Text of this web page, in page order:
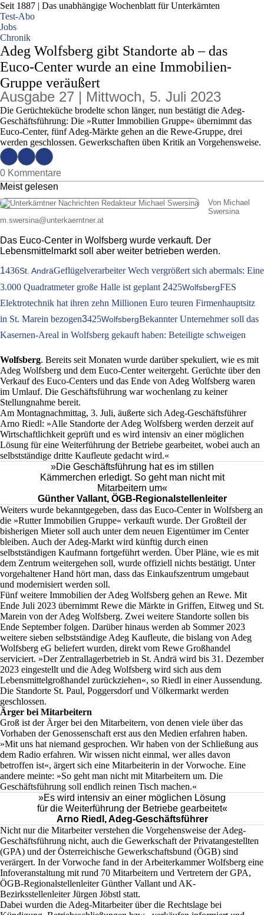
Seit 1887 | Das unabhängige Wochenblatt für Unterkärnten
Test-Abo
Jobs
Chronik
Adeg Wolfsberg gibt Standorte ab – das
Euco-Center wurde an eine Immobilien-
Gruppe veräußert
Ausgabe 27 | Mittwoch, 5. Juli 2023
Die Gerüchteküche brodelte schon länger, nun bestätigt die Adeg-
Geschäftsführung: Die »Rutter Immobilien Gruppe« übernimmt das
Euco-Center, fünf Adeg-Märkte gehen an die Rewe-Gruppe, drei
werden geschlossen. Gewerkschaften üben Kritik an Vorgehensweise.
0 Kommentare
Meist gelesen
Von Michael
Swersina
m.swersina@unterkaerntner.at
Das Euco-Center in Wolfsberg wurde verkauft. Der
Lebensmittelmarkt soll aber weiter betrieben werden.
1436St. AndräGeflügelverarbeiter Wech vergrößert sich abermals: Eine
3.000 Quadratmeter große Halle ist geplant 2425WolfsbergFES
Elektrotechnik hat ihren zehn Millionen Euro teuren Firmenhauptsitz
in St. Marein bezogen3425WolfsbergBekannter Unternehmer soll das
Kasernen-Areal in Wolfsberg gekauft haben: Beteiligte schweigen
Wolfsberg. Bereits seit Monaten wurde darüber spekuliert, wie es mit
Adeg Wolfsberg und dem Euco-Center weitergeht. Gerüchte über den
Verkauf des Euco-Centers und das Ende von Adeg Wolfsberg waren
im Umlauf. Die Geschäftsführung war wochenlang zu keiner
Stellungnahme bereit.
Am Montagnachmittag, 3. Juli, äußerte sich Adeg-Geschäftsführer
Arno Riedl: »Alle Standorte der Adeg Wolfsberg werden derzeit auf
Wirtschaftlichkeit geprüft und es wird intensiv an einer möglichen
Lösung für eine Weiterführung der Betriebe gearbeitet, wobei auch an
selbstständige dritte Kaufleute gedacht wird.«
»Die Geschäftsführung hat es im stillen
Kämmerchen erledigt. So geht man nicht mit
Mitarbeitern um«
Günther Vallant, ÖGB-Regionalstellenleiter
Weiters wurde bekanntgegeben, dass das Euco-Center in Wolfsberg an
die »Rutter Immobilien Gruppe« verkauft wurde. Der Großteil der
bisherigen Mieter soll auch unter dem neuen Eigentümer im Center
bleiben. Auch der Adeg-Markt wird künftig durch einen
selbstständigen Kaufmann fortgeführt werden. Über Pläne, wie es mit
dem Zentrum weitergehen soll, wurde offiziell nichts bestätigt. Unter
vorgehaltener Hand hört man, dass das Einkaufszentrum umgebaut
und modernisiert werden soll.
Fünf weitere Immobilien der Adeg Wolfsberg gehen an Rewe. Mit
Ende Juli 2023 übernimmt Rewe die Märkte in Griffen, Eitweg und St.
Marein von der Adeg Wolfsberg. Zwei weitere Standorte sollen bis
Ende September folgen. Darüber hinaus werden ab Sommer 2023
weitere sieben selbstständige Adeg Kaufleute, die bislang von Adeg
Wolfsberg eG beliefert wurden, direkt vom Rewe Großhandel
serviciert. »Der Zentrallagerbetrieb in St. Andrä wird bis 31. Dezember
2023 eingestellt und die Adeg Wolfsberg wird sich aus dem
Lebensmittelgroßhandel zurückziehen«, so Riedl in einer Aussendung.
Die Standorte St. Paul, Poggersdorf und Völkermarkt werden
geschlossen.
Ärger bei Mitarbeitern
Groß ist der Ärger bei den Mitarbeitern, von denen viele über das
Vorhaben der Genossenschaft erst aus den Medien erfahren haben.
»Mit uns hat niemand gesprochen. Wir haben von der Schließung aus
dem Radio erfahren. Wir wissen nicht einmal, wer alles davon
betroffen ist«, ärgert sich eine Mitarbeiterin in der Vorwoche. Eine
andere meinte: »So geht man nicht mit Mitarbeitern um. Die
Geschäftsführung soll endlich reinen Tisch machen.«
»Es wird intensiv an einer möglichen Lösung
für die Weiterführung der Betriebe gearbeitet«
Arno Riedl, Adeg-Geschäftsführer
Nicht nur die Mitarbeiter verstehen die Vorgehensweise der Adeg-
Geschäftsführung nicht, auch die Gewerkschaft der Privatangestellten
(GPA) und der Österreichische Gewerkschaftsbund (ÖGB) sind
verärgert. In der Vorwoche fand in der Arbeiterkammer Wolfsberg eine
Infoveranstaltung mit rund 70 Mitarbeitern und Vertretern der GPA,
ÖGB-Regionalstellenleiter Günther Vallant und AK-
Bezirksstellenleiter Jürgen Jöbstl statt.
Dabei wurden die Adeg-Mitarbeiter über die Rechtslage bei